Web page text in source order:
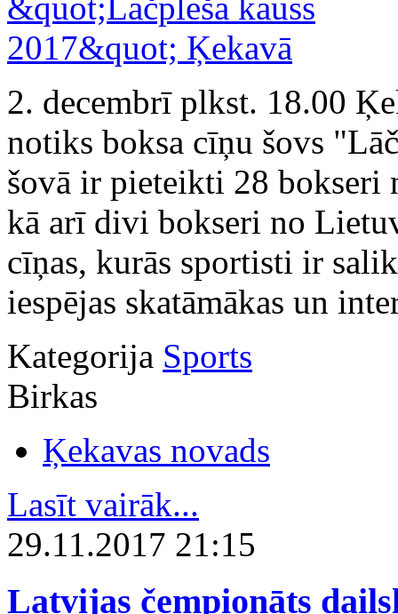
2. decembrī plkst. 18.00
notiks boksa cīņu šovs
šovā ir pieteikti 28 bokseri
kā arī divi bokseri no
cīņas, kurās sportisti ir
iespējas skatāmākas un
Kategorija Sports
Birkas
Ķekavas novads
Lasīt vairāk...
29.11.2017 21:15
Latvijas čempionāts